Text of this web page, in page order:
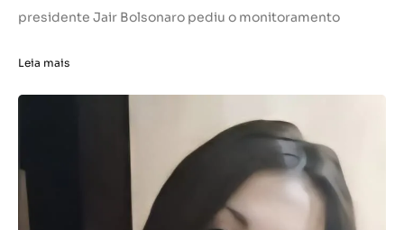
presidente Jair Bolsonaro pediu o monitoramento
Leia mais